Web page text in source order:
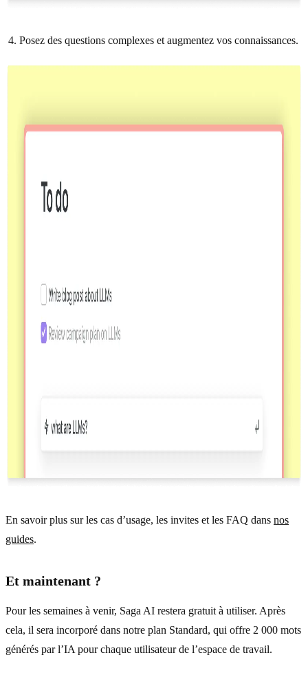
Posez des questions complexes et augmentez vos connaissances.
En savoir plus sur les cas d’usage, les invites et les FAQ dans nos
guides.
Et maintenant ?
Pour les semaines à venir, Saga AI restera gratuit à utiliser. Après
cela, il sera incorporé dans notre plan Standard, qui offre 2 000 mots
générés par l’IA pour chaque utilisateur de l’espace de travail.